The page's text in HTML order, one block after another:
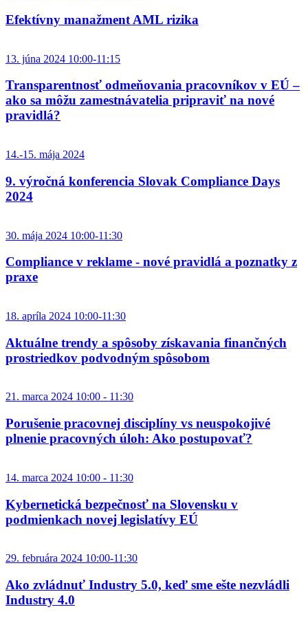
Efektívny manažment AML rizika
13. júna 2024 10:00-11:15
Transparentnosť odmeňovania pracovníkov v EÚ –
ako sa môžu zamestnávatelia pripraviť na nové
pravidlá?
14.-15. mája 2024
9. výročná konferencia Slovak Compliance Days
2024
30. mája 2024 10:00-11:30
Compliance v reklame - nové pravidlá a poznatky z
praxe
18. apríla 2024 10:00-11:30
Aktuálne trendy a spôsoby získavania finančných
prostriedkov podvodným spôsobom
21. marca 2024 10:00 - 11:30
Porušenie pracovnej disciplíny vs neuspokojivé
plnenie pracovných úloh: Ako postupovať?
14. marca 2024 10:00 - 11:30
Kybernetická bezpečnosť na Slovensku v
podmienkach novej legislatívy EÚ
29. februára 2024 10:00-11:30
Ako zvládnuť Industry 5.0, keď sme ešte nezvládli
Industry 4.0